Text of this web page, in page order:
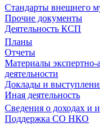
Стандарты внешнего
Прочие документы
Деятельность КСП
Планы
Отчеты
Материалы экспертно-
деятельности
Доклады и
Иная деятельность
Сведения о доходах и
Поддержка СО НКО